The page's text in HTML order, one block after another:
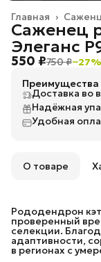
Главная ›
Саженец
Элеганс
550 ₽750 ₽−27%
Преимущества
Доставка во
Надёжная
Удобная
О товаре
Рододендрон
проверенный
селекции.
адаптивности,
в регионах с